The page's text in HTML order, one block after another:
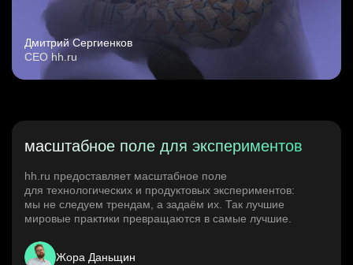
Дмитрий Сергиенков
CEO hh.ru
масштабное поле для экспериментов
hh.ru предоставляет масштабное поле
для технологических и продуктовых экспериментов:
мы не следуем трендам, а задаём их. Так лучшие
мировые практики превращаются в самые лучшие.
Жора Даньщин